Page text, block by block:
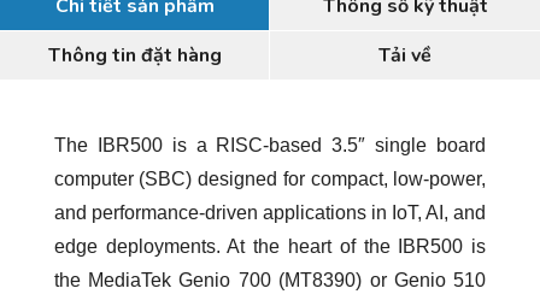
Chi tiết sản phẩm
Thông số kỹ thuật
Thông tin đặt hàng
Tải về
The IBR500 is a RISC-based 3.5″ single board
computer (SBC) designed for compact, low-power,
and performance-driven applications in IoT, AI, and
edge deployments. At the heart of the IBR500 is
the MediaTek Genio 700 (MT8390) or Genio 510